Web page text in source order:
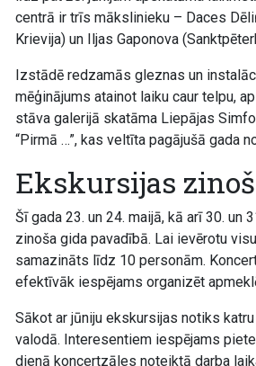
centrā ir trīs mākslinieku – Daces
Krievija) un Iljas Gaponova
Izstādē redzamās gleznas un
mēģinājums atainot laiku caur telpu,
stāva galerijā skatāma Liepājas
“Pirmā …”, kas veltīta pagājušā gada
Ekskursijas
Šī gada 23. un 24. maijā, kā arī 30.
zinoša gida pavadībā. Lai ievērotu
samazināts līdz 10 personām.
efektīvāk iespējams organizēt
Sākot ar jūniju ekskursijas notiks
valodā. Interesentiem iespējams
dienā koncertzāles noteiktā darba